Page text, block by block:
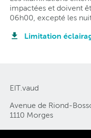
impactées et doivent
06h00, excepté les
Limitation
EIT.vaud
Avenue de Riond-
1110 Morges
Tél. 021 805 02 02